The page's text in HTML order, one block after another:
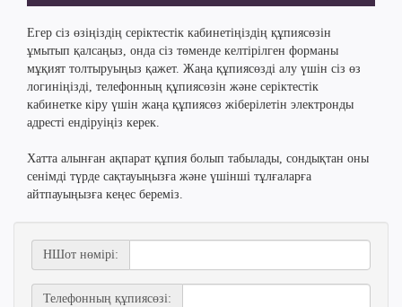
Егер сіз өзіңіздің серіктестік кабинетіңіздің құпиясөзін
ұмытып қалсаңыз, онда сіз төменде келтірілген форманы
мұқият толтыруыңыз қажет. Жаңа құпиясөзді алу үшін сіз өз
логиніңізді, телефонның құпиясөзін және серіктестік
кабинетке кіру үшін жаңа құпиясөз жіберілетін электронды
адресті ендіруіңіз керек.
Хатта алынған ақпарат құпия болып табылады, сондықтан оны
сенімді түрде сақтауыңызға және үшінші тұлғаларға
айтпауыңызға кеңес береміз.
НШот нөмірі:
Телефонның құпиясөзі: